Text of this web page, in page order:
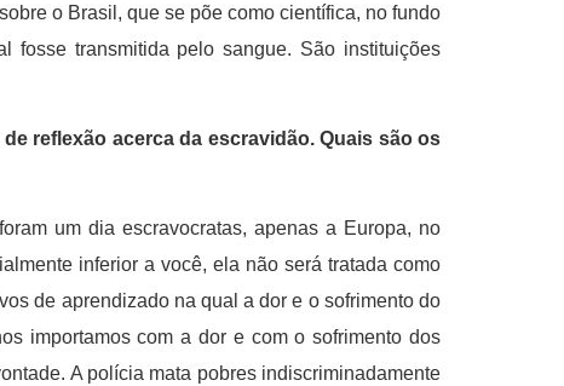
o Brasil, que se põe como científica, no fundo
fosse transmitida pelo sangue. São instituições
reflexão acerca da escravidão. Quais são os
um dia escravocratas, apenas a Europa, no
inferior a você, ela não será tratada como
de aprendizado na qual a dor e o sofrimento do
importamos com a dor e com o sofrimento dos
A polícia mata pobres indiscriminadamente